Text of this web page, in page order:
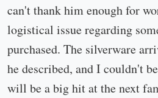
can't thank him enough for
logistical issue regarding
purchased. The silverware
he described, and I couldn't
will be a big hit at the next